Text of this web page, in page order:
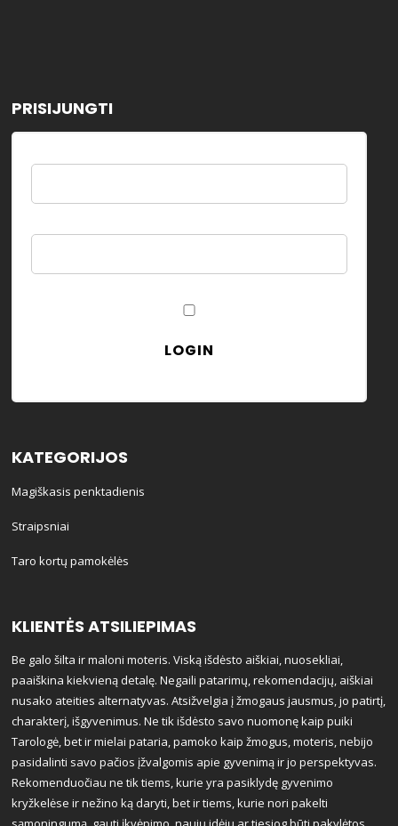
PRISIJUNGTI
KATEGORIJOS
Magiškasis penktadienis
Straipsniai
Taro kortų pamokėlės
KLIENTĖS ATSILIEPIMAS
Be galo šilta ir maloni moteris. Viską išdėsto aiškiai, nuosekliai,
paaiškina kiekvieną detalę. Negaili patarimų, rekomendacijų, aiškiai
nusako ateities alternatyvas. Atsižvelgia į žmogaus jausmus, jo patirtį,
charakterį, išgyvenimus. Ne tik išdėsto savo nuomonę kaip puiki
Tarologė, bet ir mielai pataria, pamoko kaip žmogus, moteris, nebijo
pasidalinti savo pačios įžvalgomis apie gyvenimą ir jo perspektyvas.
Rekomenduočiau ne tik tiems, kurie yra pasiklydę gyvenimo
kryžkelėse ir nežino ką daryti, bet ir tiems, kurie nori pakelti